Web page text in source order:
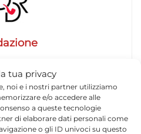
tua privacy
noi e i nostri partner utilizziamo
e/o accedere alle
a queste tecnologie
di elaborare dati personali come
o gli ID univoci su questo
e professionisti
ogni giorno lavorano per
e contenuti
Sicilia, all’attualità, alla
cultura e allo sport. Un